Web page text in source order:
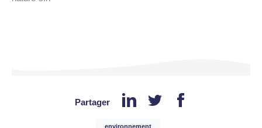
Partager
environnement